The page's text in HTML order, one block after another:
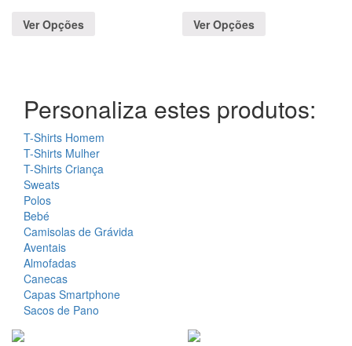
Ver Opções Ver Opções
Personaliza estes produtos:
T-Shirts Homem
T-Shirts Mulher
T-Shirts Criança
Sweats
Polos
Bebé
Camisolas de Grávida
Aventais
Almofadas
Canecas
Capas Smartphone
Sacos de Pano